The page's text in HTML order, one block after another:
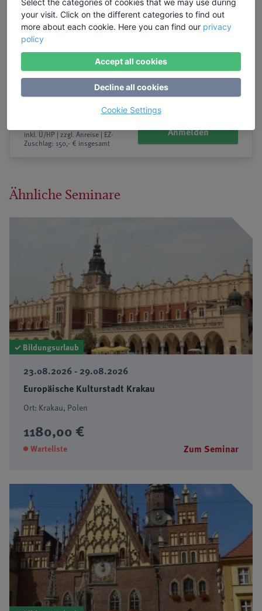
inkl. Ü/HP | zzgl. Anreise | EZ-
Zuschlag: 150,- € insgesamt
buchbar
Anmelden
Ähnliche Seminare
✓ Bildungsurlaub
23.08.2026 - 29.08.2026
Europäische Kulturstadt Krakau
Ort: Krakau, Polen
1180,00 €
Warteliste Zum Seminar
your visit. Click on the different categories to find out
more about each cookie. Here you can find our privacy
policy
Accept all cookies
Decline all cookies
Cookie Settings